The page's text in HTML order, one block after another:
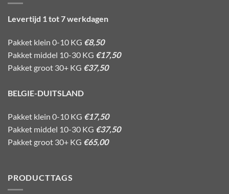
Levertijd 1 tot 7 werkdagen
Pakket klein 0-10 KG €8,50
Pakket middel 10-30 KG €17,50
Pakket groot 30+ KG €37,50
BELGIE-DUITSLAND
Pakket klein 0-10 KG €17,50
Pakket middel 10-30 KG €37,50
Pakket groot 30+ KG €65,00
PRODUCTTAGS